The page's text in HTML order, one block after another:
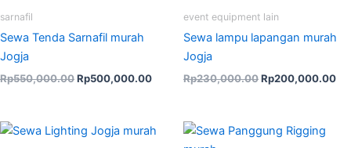
sarnafil
Sewa Tenda Sarnafil murah
Jogja
Rp550,000.00Rp500,000.00
event equipment lain
Sewa lampu lapangan murah
Jogja
Rp230,000.00Rp200,000.00
Original
price
Current
Original
price
Current
price